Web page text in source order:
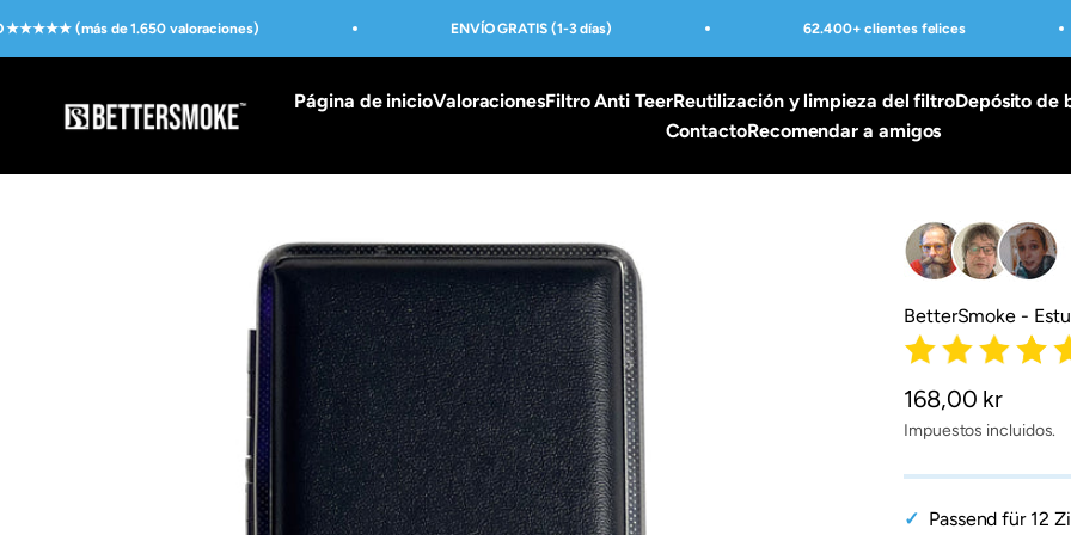
★★★★★ (más de 1.650 valoraciones) ENVÍO GRATIS (1-3 días) 62.400+ clientes felices
Página de inicioValoracionesFiltro Anti TeerReutilización y limpieza del filtroDepósito de
ContactoRecomendar a amigos
BetterSmoke™
BetterSmoke -
Precio de oferta
168,00 kr
Impuestos incluidos.
Passend für 12